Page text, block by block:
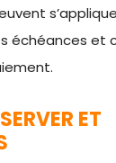
échéances et
ET